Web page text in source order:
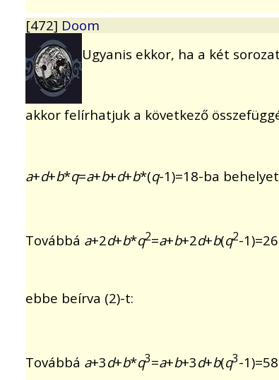
[472] Doom
Ugyanis ekkor, ha a két
akkor felírhatjuk a következő
a+d+b*q=a+b+d+b*(q-1)=18-ba
Továbbá a+2d+b*q2=a+b+2d+b(q2-
ebbe beírva (2)-t:
Továbbá a+3d+b*q3=a+b+3d+b(q3-